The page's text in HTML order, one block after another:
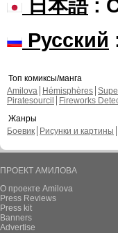
日本語:
Русский
Топ комиксы/манга
Amilova
Hémisphères
Piratesourcil
Fireworks
Жанры
Боевик
Рисунки и картины
ПРОЕКТ АМИЛОВА
О проекте Amilova
Press Reviews
Press kit
Banners
Advertise